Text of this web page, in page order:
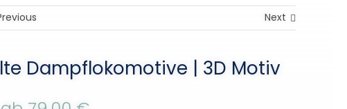
Next
Dampflokomotive | 3D Motiv